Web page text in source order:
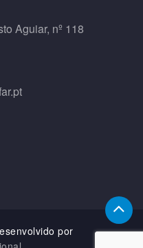
Aguiar, nº 118
por